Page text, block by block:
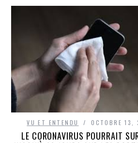
VU ET ENTENDU OCTOBRE 13,
LE CORONAVIRUS POURRAIT